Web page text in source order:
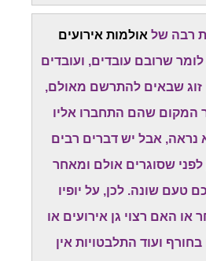
רבה של אולמות אירועים
שרובם עובדים, ועובדים
זוג שבאים להתרשם מאולם,
המקום שהם התחברו אליו
נראה, אבל יש דברים רבים
שסוגרים אולם ומאחר
טעם שונה. לכן, על יופיו
או האם רצוי גן אירועים או
ועוד התלבטויות אין